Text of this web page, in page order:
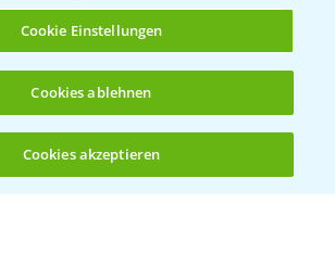
(noch 4)Datenschutzerklärung
Cookie Einstellungen
Cookies ablehnen
Cookies akzeptieren